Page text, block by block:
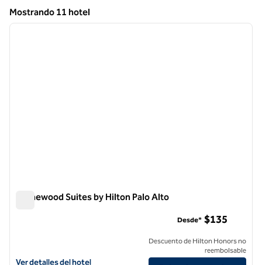
Mostrando 11 hotel
Mostrando 11 hotel
1 de 12
Homewood Suites by Hilton Palo Alto
Ver detalles del hotel Homewood Suites by Hilton Palo Alto
Ver detalles del hotel
Desde* $135
Descuento de Hilton Honors no
reembolsable